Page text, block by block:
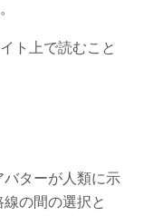
ト上で読むこと
バターが人類に示
の間の選択と